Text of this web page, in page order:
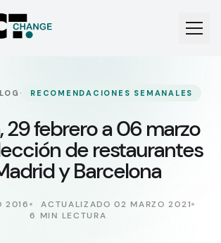
· RECOMENDACIONES SEMANALES
29 febrero a 06 marzo
de restaurantes
y Barcelona
2016
ACTUALIZADO 02 MARZO 2021
6 MIN LECTURA